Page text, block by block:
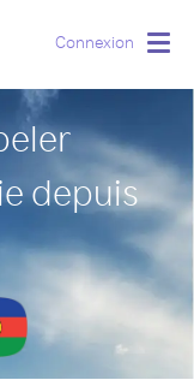
Connexion
depuis